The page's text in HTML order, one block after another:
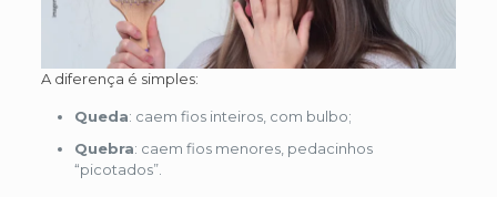
A diferença é simples:
Queda: caem fios inteiros, com bulbo;
Quebra: caem fios menores, pedacinhos
“picotados”.